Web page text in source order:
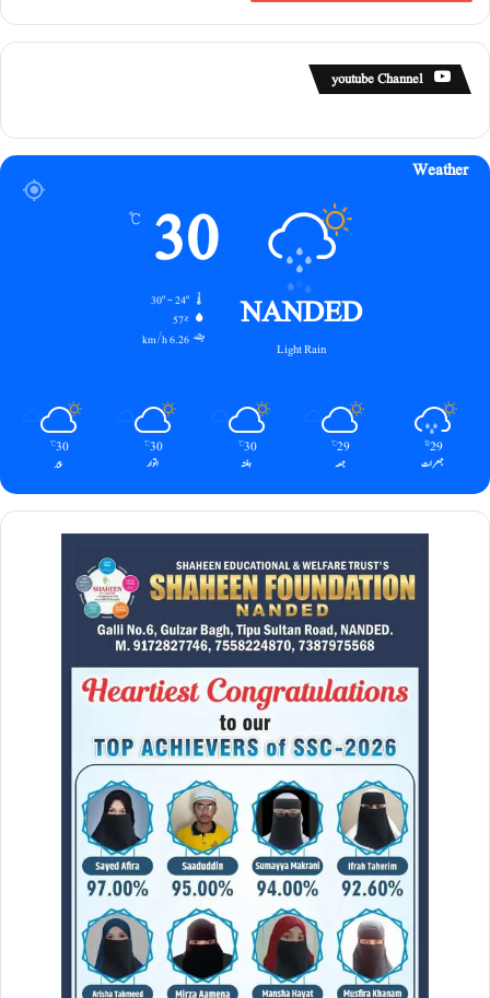
youtube Channel
Weather
NANDED
Light Rain
30
℃
30º - 24º
57%
6.26 km/h
29
℃
جمعرات
29
℃
جمعہ
30
℃
ہفتہ
30
℃
اتوار
30
℃
پیر